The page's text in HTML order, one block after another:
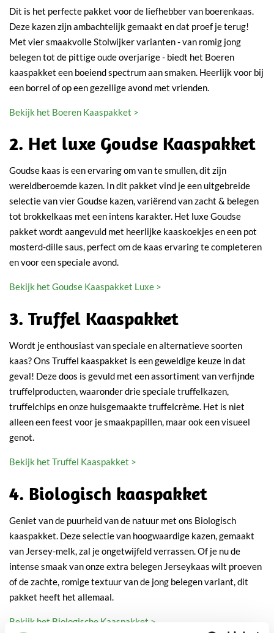
Dit is het perfecte pakket voor de liefhebber van boerenkaas.
Deze kazen zijn ambachtelijk gemaakt en dat proef je terug!
Met vier smaakvolle Stolwijker varianten - van romig jong
belegen tot de pittige oude overjarige - biedt het Boeren
kaaspakket een boeiend spectrum aan smaken. Heerlijk voor bij
een borrel of op een gezellige avond met vrienden.
Bekijk het Boeren Kaaspakket >
2. Het luxe Goudse Kaaspakket
Goudse kaas is een ervaring om van te smullen, dit zijn
wereldberoemde kazen. In dit pakket vind je een uitgebreide
selectie van vier Goudse kazen, variërend van zacht & belegen
tot brokkelkaas met een intens karakter. Het luxe Goudse
pakket wordt aangevuld met heerlijke kaaskoekjes en een pot
mosterd-dille saus, perfect om de kaas ervaring te completeren
en voor een speciale avond.
Bekijk het Goudse Kaaspakket Luxe >
3. Truffel Kaaspakket
Wordt je enthousiast van speciale en alternatieve soorten
kaas? Ons Truffel kaaspakket is een geweldige keuze in dat
geval! Deze doos is gevuld met een assortiment van verfijnde
truffelproducten, waaronder drie speciale truffelkazen,
truffelchips en onze huisgemaakte truffelcrème. Het is niet
alleen een feest voor je smaakpapillen, maar ook een visueel
genot.
Bekijk het Truffel Kaaspakket >
4. Biologisch kaaspakket
Geniet van de puurheid van de natuur met ons Biologisch
kaaspakket. Deze selectie van hoogwaardige kazen, gemaakt
van Jersey-melk, zal je ongetwijfeld verrassen. Of je nu de
intense smaak van onze extra belegen Jerseykaas wilt proeven
of de zachte, romige textuur van de jong belegen variant, dit
pakket heeft het allemaal.
Bekijk het Biologische Kaaspakket >